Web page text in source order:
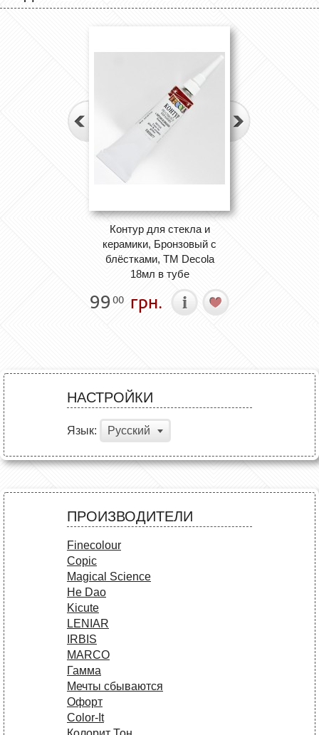
Контур для стекла и
керамики, Бронзовый с
блёстками, ТМ Decola
18мл в тубе
99 00 грн.
НАСТРОЙКИ
Язык: Русский
ПРОИЗВОДИТЕЛИ
Finecolour
Copic
Magical Science
He Dao
Kicute
LENIAR
IRBIS
MARCO
Гамма
Мечты сбываются
Офорт
Сolor-It